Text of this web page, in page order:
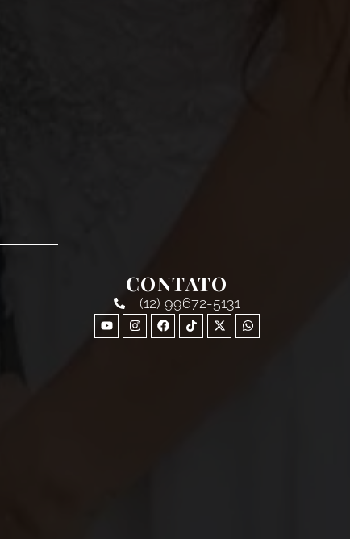
CONTATO
(12) 99672-5131